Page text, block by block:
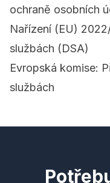
ochraně osobních
Nařízení (EU)
službách (DSA)
Evropská komise:
službách